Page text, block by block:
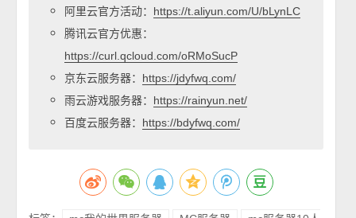
阿里云官方活动：
https://t.aliyun.com/U/bLynLC
腾讯云官方优惠：
https://curl.qcloud.com/oRMoSucP
京东云服务器： https://jdyfwq.com/
雨云游戏服务器： https://rainyun.net/
百度云服务器： https://bdyfwq.com/